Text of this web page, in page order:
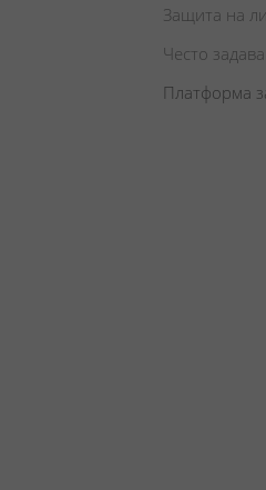
Защита на
Често
Платформа